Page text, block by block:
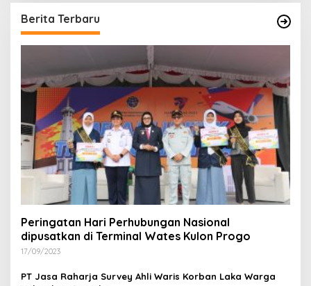
Berita Terbaru
Peringatan Hari Perhubungan Nasional
dipusatkan di Terminal Wates Kulon Progo
17/09/2023
PT Jasa Raharja Survey Ahli Waris Korban Laka Warga